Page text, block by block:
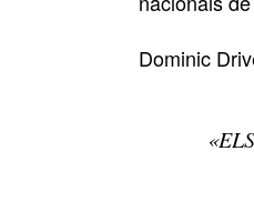
Dominic